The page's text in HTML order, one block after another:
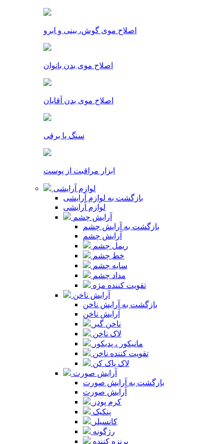
اصلاح موی گوش، بینی و ابرو
اصلاح موی بدن بانوان
اصلاح موی بدن آقایان
سنگ پا برقی
ابزار مراقبت از پوست
لوازم آرایشی
بازگشت به لوازم آرایشی
لوازم آرایشی
آرایش چشم
بازگشت به آرایش چشم
آرایش چشم
ریمل چشم
خط چشم
سایه چشم
مداد چشم
تقویت کننده مژه
آرایش ناخن
بازگشت به آرایش ناخن
آرایش ناخن
ناخن گیر
لاک ناخن
مانیکور ، پدیکور
تقویت کننده ناخن
لاک پاک کن
آرایش صورت
بازگشت به آرایش صورت
آرایش صورت
کرم پودر
پنکیک
کانسیلر
رژگونه
برنزه کننده